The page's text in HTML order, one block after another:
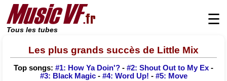
Tous les tubes
☰
Les plus grands succès de Little Mix
Top songs: #1: How Ya Doin'? - #2: Shout Out to My Ex -
#3: Black Magic- #4: Word Up! - #5: Move